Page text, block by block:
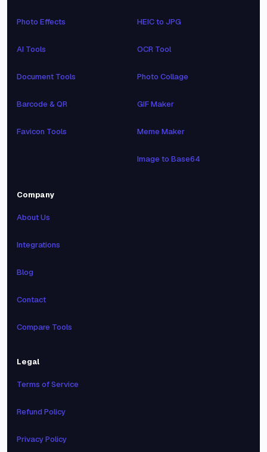
Photo Effects
AI Tools
Document Tools
Barcode & QR
Favicon Tools
HEIC to JPG
OCR Tool
Photo Collage
GIF Maker
Meme Maker
Image to Base64
Company
About Us
Integrations
Blog
Contact
Compare Tools
Legal
Terms of Service
Refund Policy
Privacy Policy